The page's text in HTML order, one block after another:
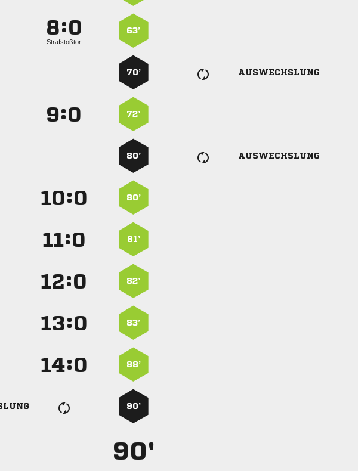
:
Strafstoßtor
63’
70’ AUSWECHSLUNG
: 72’
80’ AUSWECHSLUNG
: 80’
: 81’
: 82’
: 83’
: 88’
90’
90'